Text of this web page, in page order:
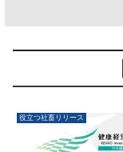
役立つ社畜リリース